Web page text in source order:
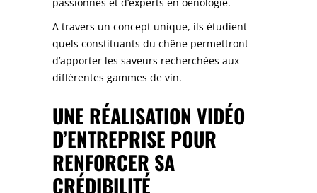
A travers un concept unique, ils étudient
quels constituants du chêne permettront
d’apporter les saveurs recherchées aux
différentes gammes de vin.
UNE RÉALISATION VIDÉO
D’ENTREPRISE POUR
RENFORCER SA
CRÉDIBILITÉ